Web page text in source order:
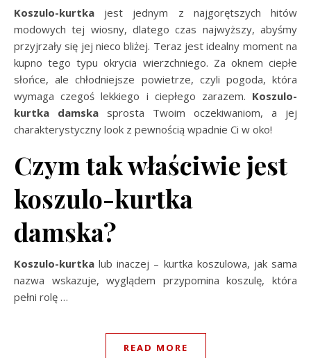
Koszulo-kurtka jest jednym z najgorętszych hitów
modowych tej wiosny, dlatego czas najwyższy, abyśmy
przyjrzały się jej nieco bliżej. Teraz jest idealny moment na
kupno tego typu okrycia wierzchniego. Za oknem ciepłe
słońce, ale chłodniejsze powietrze, czyli pogoda, która
wymaga czegoś lekkiego i ciepłego zarazem. Koszulo-
kurtka damska sprosta Twoim oczekiwaniom, a jej
charakterystyczny look z pewnością wpadnie Ci w oko!
Czym tak właściwie jest
koszulo-kurtka
damska?
Koszulo-kurtka lub inaczej – kurtka koszulowa, jak sama
nazwa wskazuje, wyglądem przypomina koszulę, która
pełni rolę …
READ MORE